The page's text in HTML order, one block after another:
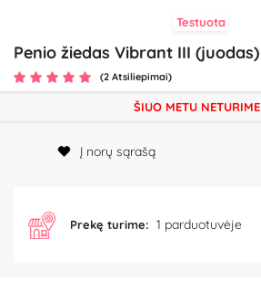
Testuota
Penio žiedas Vibrant III (juodas)
(2 Atsiliepimai)
ŠIUO METU NETURIME
Į norų sąrašą
Prekę turime: 1 parduotuvėje